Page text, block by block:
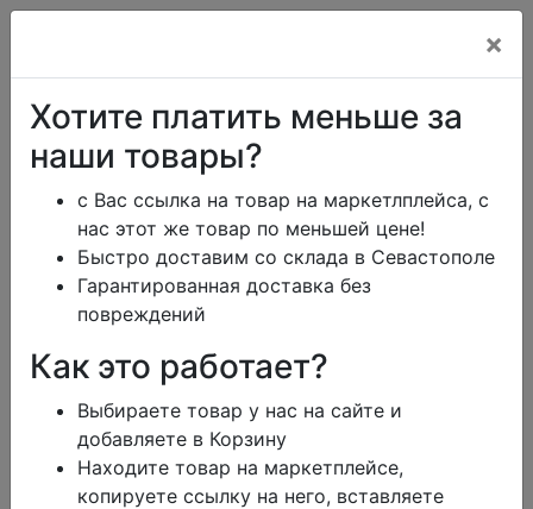
+7 (978) 700-14-55
ikeaDos@mail.ru
ГлавнаяКаталогТарифы Помощь
Сроки доставки
Обмен и возврат
Блог
Контакты
режим работы
Корзина0
×
Хотите платить меньше за
наши товары?
с Вас ссылка на товар на маркетлплейса, с
нас этот же товар по меньшей цене!
Быстро доставим со склада в Севастополе
Гарантированная доставка без
повреждений
Как это работает?
Выбираете товар у нас на сайте и
добавляете в Корзину
Находите товар на маркетплейсе,
копируете ссылку на него, вставляете